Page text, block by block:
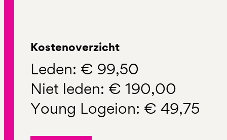
Kostenoverzicht
Leden: € 99,50
Niet leden: € 190,00
Young Logeion: € 49,75